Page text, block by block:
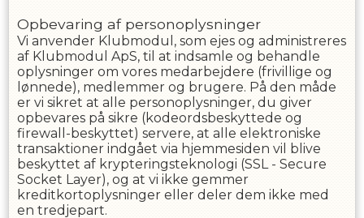
Opbevaring af personoplysninger
Vi anvender Klubmodul, som ejes og administreres
af Klubmodul ApS, til at indsamle og behandle
oplysninger om vores medarbejdere (frivillige og
lønnede), medlemmer og brugere. På den måde
er vi sikret at alle personoplysninger, du giver
opbevares på sikre (kodeordsbeskyttede og
firewall-beskyttet) servere, at alle elektroniske
transaktioner indgået via hjemmesiden vil blive
beskyttet af krypteringsteknologi (SSL - Secure
Socket Layer), og at vi ikke gemmer
kreditkortoplysninger eller deler dem ikke med
en tredjepart.